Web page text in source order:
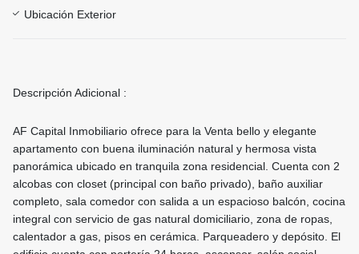
Ubicación Exterior
Descripción Adicional :
AF Capital Inmobiliario ofrece para la Venta bello y elegante
apartamento con buena iluminación natural y hermosa vista
panorámica ubicado en tranquila zona residencial. Cuenta con 2
alcobas con closet (principal con baño privado), baño auxiliar
completo, sala comedor con salida a un espacioso balcón, cocina
integral con servicio de gas natural domiciliario, zona de ropas,
calentador a gas, pisos en cerámica. Parqueadero y depósito. El